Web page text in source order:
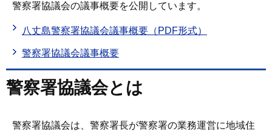
警察署協議会の議事概要を公開しています。
八丈島警察署協議会議事概要（PDF形式）
警察署協議会議事概要
警察署協議会とは
警察署協議会は、警察署長が警察署の業務運営に地域住